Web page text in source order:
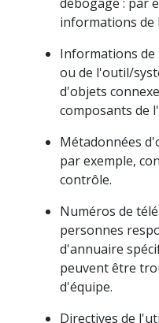
informations de
Informations
ou de l'outil/
d'objets
composants de
Métadonnées
par exemple,
contrôle.
Numéros de
personnes
d'annuaire
peuvent être
d'équipe.
Directives de